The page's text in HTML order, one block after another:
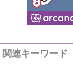
関連キーワード